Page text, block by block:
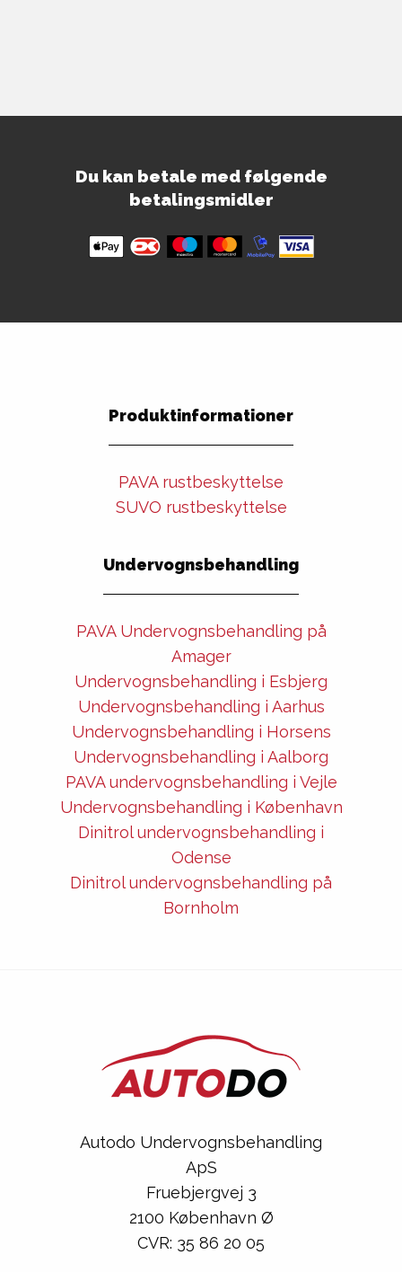
Du kan betale med følgende
betalingsmidler
Produktinformationer
PAVA rustbeskyttelse
SUVO rustbeskyttelse
Undervognsbehandling
PAVA Undervognsbehandling på
Amager
Undervognsbehandling i Esbjerg
Undervognsbehandling i Aarhus
Undervognsbehandling i Horsens
Undervognsbehandling i Aalborg
PAVA undervognsbehandling i Vejle
Undervognsbehandling i København
Dinitrol undervognsbehandling i
Odense
Dinitrol undervognsbehandling på
Bornholm
Autodo Undervognsbehandling
ApS
Fruebjergvej 3
2100 København Ø
CVR: 35 86 20 05